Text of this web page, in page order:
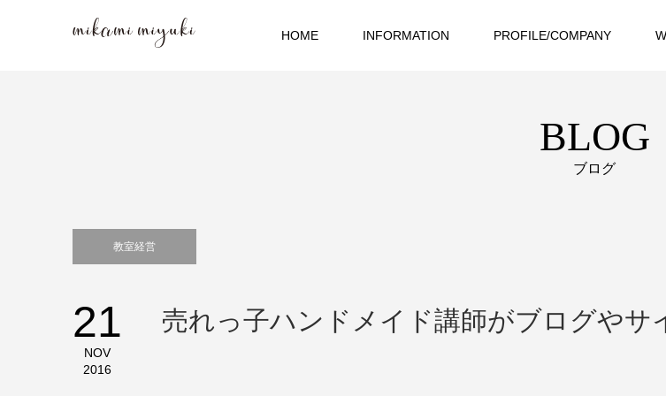
HOME INFORMATION PROFILE/COMPANY
BLOG
ブログ
教室経営
21
NOV
2016
売れっ子ハンドメイド講師がブログやサ